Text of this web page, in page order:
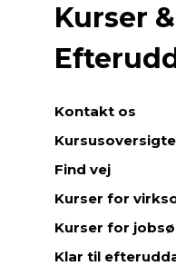
Kurser &
Kontakt os
Find vej
Kurser for
Kurser for
Klar til